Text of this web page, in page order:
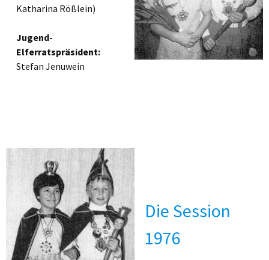
Katharina Rößlein)
Jugend-
Elferratspräsident:
Stefan Jenuwein
Die Session
1976